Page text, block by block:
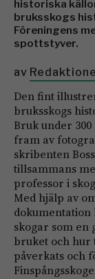
historiska
bruksskogs
Föreningens
spottstyver.
av
Den fint
bruksskogs
Bruk under
fram av
skribenten
tillsammans
professor i
Med hjälp av
dokumentation
skogar som en
bruket och hur
påverkats och